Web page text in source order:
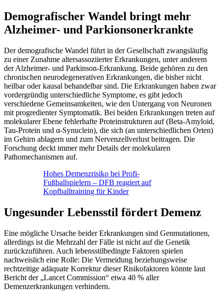
Demografischer Wandel bringt mehr
Alzheimer- und Parkionsonerkrankte
Der demografische Wandel führt in der Gesellschaft zwangsläufig
zu einer Zunahme altersassoziierter Erkrankungen, unter anderem
der Alzheimer- und Parkinson-Erkrankung. Beide gehören zu den
chronischen neurodegenerativen Erkrankungen, die bisher nicht
heilbar oder kausal behandelbar sind. Die Erkrankungen haben zwar
vordergründig unterschiedliche Symptome, es gibt jedoch
verschiedene Gemeinsamkeiten, wie den Untergang von Neuronen
mit progredienter Symptomatik. Bei beiden Erkrankungen treten auf
molekularer Ebene fehlerhafte Proteinstrukturen auf (Beta-Amyloid,
Tau-Protein und α-Synuclein), die sich (an unterschiedlichen Orten)
im Gehirn ablagern und zum Nervenzellverlust beitragen. Die
Forschung deckt immer mehr Details der molekularen
Pathomechanismen auf.
Hohes Demenzrisiko bei Profi-
Fußballspielern – DFB reagiert auf
Kopfballtraining für Kinder
Ungesunder Lebensstil fördert Demenz
Eine mögliche Ursache beider Erkrankungen sind Genmutationen,
allerdings ist die Mehrzahl der Fälle ist nicht auf die Genetik
zurückzuführen. Auch lebensstilbedingte Faktoren spielen
nachweislich eine Rolle: Die Vermeidung beziehungsweise
rechtzeitige adäquate Korrektur dieser Risikofaktoren könnte laut
Bericht der „Lancet Commission“ etwa 40 % aller
Demenzerkrankungen verhindern.